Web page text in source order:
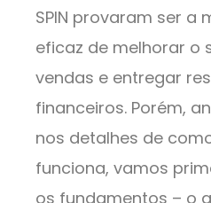
SPIN provaram ser a
eficaz de melhorar o
vendas e entregar
financeiros. Porém,
nos detalhes de
funciona, vamos
os fundamentos – o